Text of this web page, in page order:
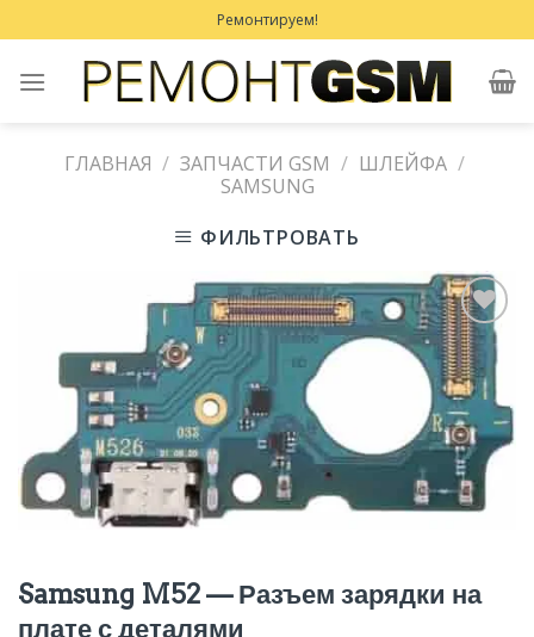
to
content
Ремонтируем!
ГЛАВНАЯ / ЗАПЧАСТИ GSM / ШЛЕЙФА /
SAMSUNG
ФИЛЬТРОВАТЬ
Добавить
в
Избранное
Samsung M52 — Разъем зарядки на
плате с деталями